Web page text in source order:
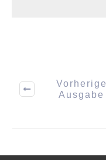
Vorherige
Ausgabe